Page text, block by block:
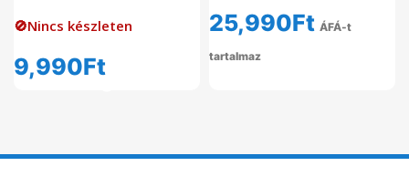
🚫Nincs készleten
9,990Ft
25,990Ft ÁFÁ-t
tartalmaz